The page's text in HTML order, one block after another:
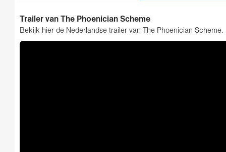
Trailer van The Phoenician Scheme
Bekijk hier de Nederlandse trailer van The Phoenician Scheme.